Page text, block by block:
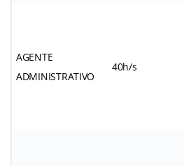
AGENTE
ADMINISTRATIVO
40h/s